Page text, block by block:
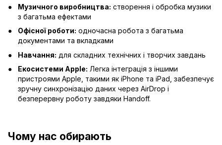
Музичного виробництва: створення і обробка музики
з багатьма ефектами
Офісної роботи: одночасна робота з багатьма
документами та вкладками
Навчання: для складних технічних і творчих завдань
Екосистеми Apple: Легка інтеграція з іншими
пристроями Apple, такими як iPhone та iPad, забезпечує
зручну синхронізацію даних через AirDrop і
безперервну роботу завдяки Handoff.
Чому нас обирають